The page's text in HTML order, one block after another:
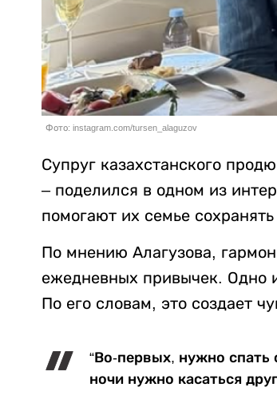
Фото: instagram.com/tursen_alaguzov
Супруг казахстанского
– поделился в одном из
помогают их семье
По мнению Алагузова,
ежедневных привычек. Одно
По его словам, это создает
“Во-первых, нужно
ночи нужно касаться